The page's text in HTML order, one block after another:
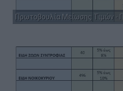
Πρωτοβουλία Μείωσης Τιμών -